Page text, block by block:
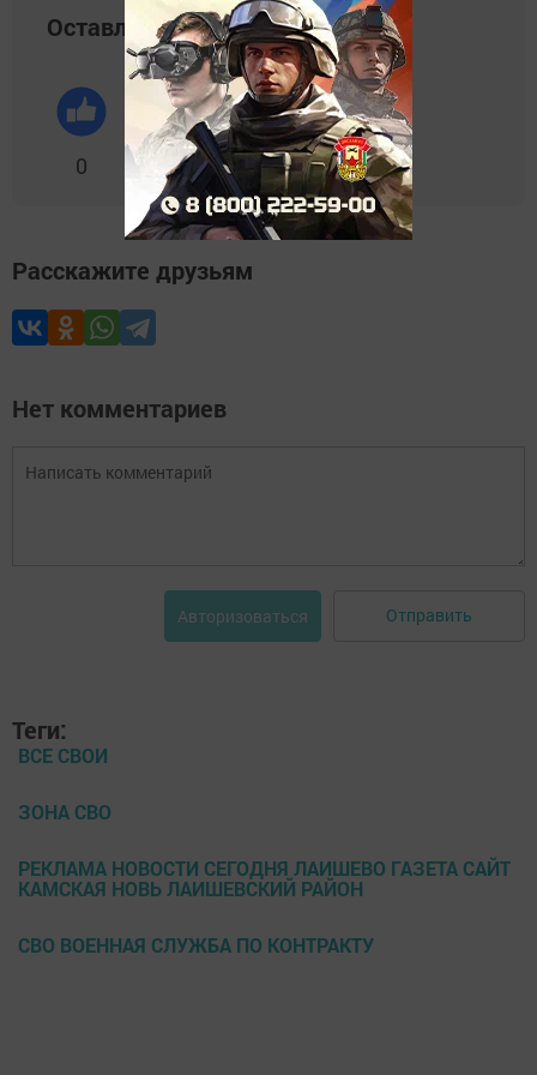
Оставляйте реакции
0 0 0 0 0
Расскажите друзьям
Нет комментариев
Авторизоваться Отправить
Теги:
ВСЕ СВОИ
ЗОНА СВО
РЕКЛАМА НОВОСТИ СЕГОДНЯ ЛАИШЕВО ГАЗЕТА САЙТ
КАМСКАЯ НОВЬ ЛАИШЕВСКИЙ РАЙОН
СВО ВОЕННАЯ СЛУЖБА ПО КОНТРАКТУ